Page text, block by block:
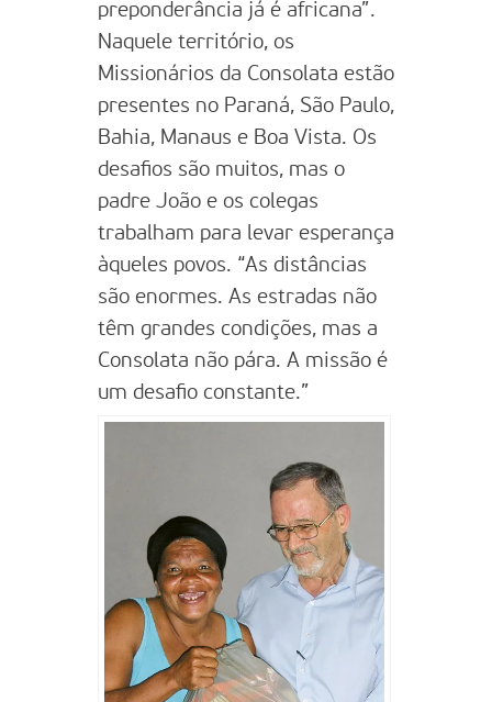
preponderância já é africana”.
Naquele território, os
Missionários da Consolata estão
presentes no Paraná, São Paulo,
Bahia, Manaus e Boa Vista. Os
desafios são muitos, mas o
padre João e os colegas
trabalham para levar esperança
àqueles povos. “As distâncias
são enormes. As estradas não
têm grandes condições, mas a
Consolata não pára. A missão é
um desafio constante.”